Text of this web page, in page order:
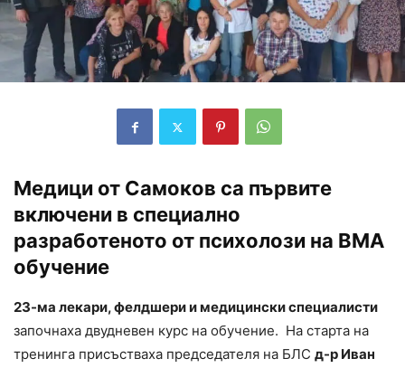
Медици от Самоков са първите
включени в специално
разработеното от психолози на ВМА
обучение
23-ма лекари, фелдшери и медицински специалисти
започнаха двудневен курс на обучение. На старта на
тренинга присъстваха председателя на БЛС д-р Иван